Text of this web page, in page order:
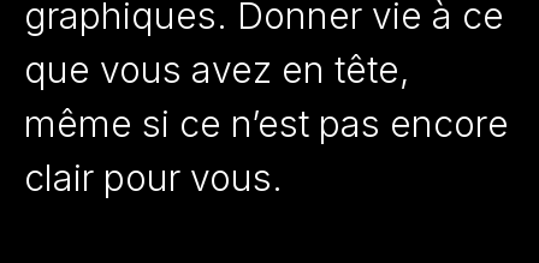
graphiques. Donner vie à ce
que vous avez en tête,
même si ce n’est pas encore
clair pour vous.